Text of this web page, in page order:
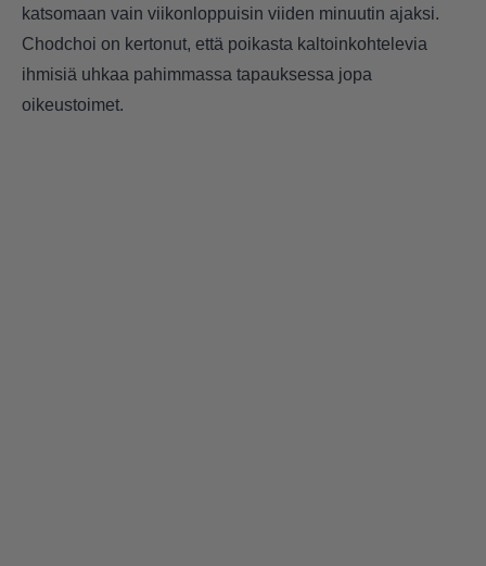
katsomaan vain viikonloppuisin viiden minuutin ajaksi.
Chodchoi on kertonut, että poikasta kaltoinkohtelevia
ihmisiä uhkaa pahimmassa tapauksessa jopa
oikeustoimet.